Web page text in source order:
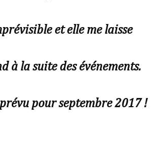
et elle me laisse
à la suite des événements.
pour septembre 2017 !